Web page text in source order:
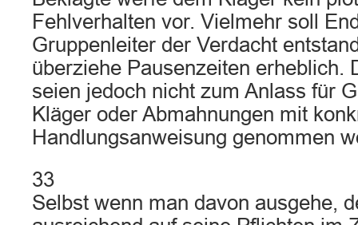
Fehlverhalten vor. Vielmehr soll
Gruppenleiter der Verdacht
überziehe Pausenzeiten erheblich.
seien jedoch nicht zum Anlass für
Kläger oder Abmahnungen mit
Handlungsanweisung genommen
33
Selbst wenn man davon ausgehe,